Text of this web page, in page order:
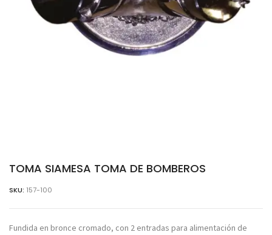
TOMA SIAMESA TOMA DE BOMBEROS
SKU: 157-100
Fundida en bronce cromado, con 2 entradas para alimentación de